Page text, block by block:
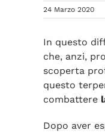
24 Marzo 2020
In questo
che, anzi,
scoperta
questo
combattere
Dopo aver